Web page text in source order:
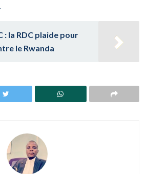
: la RDC plaide pour
le Rwanda